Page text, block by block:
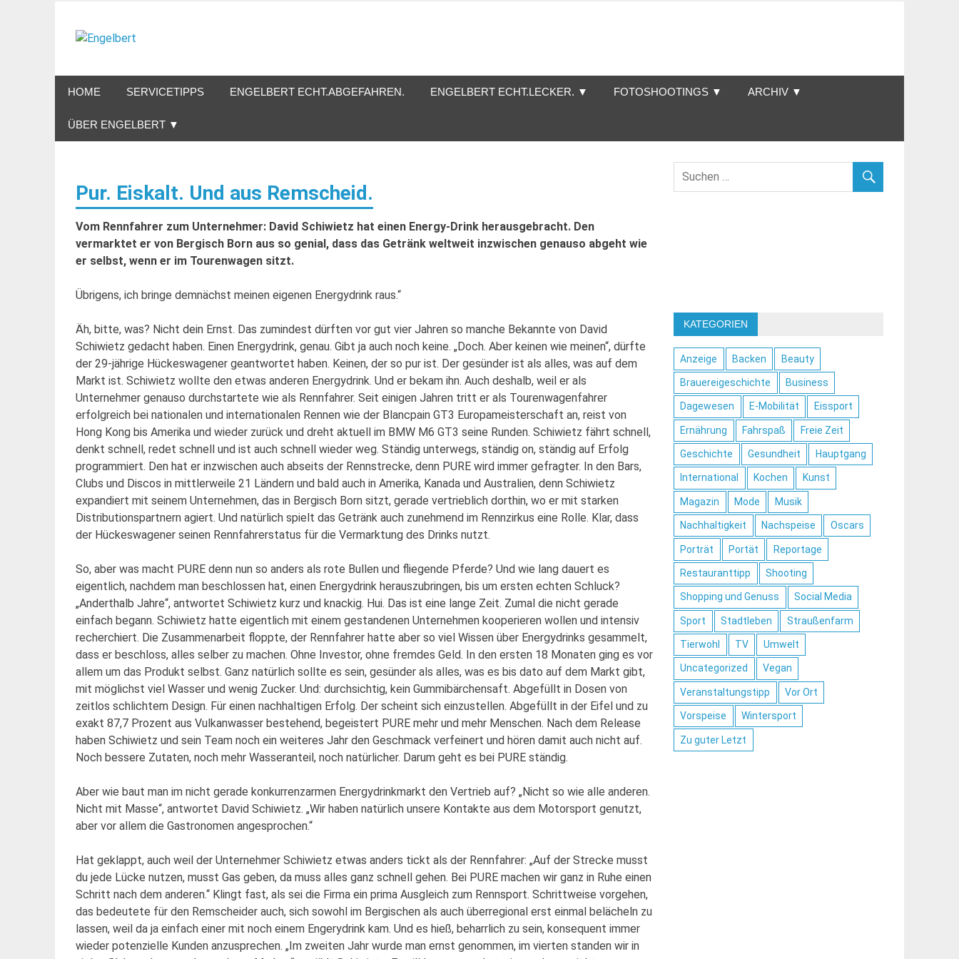
springen
HOME SERVICETIPPS ENGELBERT ECHT.ABGEFAHREN. ENGELBERT ECHT.LECKER. ▼ FOTOSHOOTINGS ▼ ARCHIV ▼
ÜBER ENGELBERT ▼
Pur. Eiskalt. Und aus Remscheid.
Vom Rennfahrer zum Unternehmer: David Schiwietz hat einen Energy-Drink herausgebracht. Den
vermarktet er von Bergisch Born aus so genial, dass das Getränk weltweit inzwischen genauso abgeht wie
er selbst, wenn er im Tourenwagen sitzt.
Übrigens, ich bringe demnächst meinen eigenen Energydrink raus.“
Äh, bitte, was? Nicht dein Ernst. Das zumindest dürften vor gut vier Jahren so manche Bekannte von David
Schiwietz gedacht haben. Einen Energydrink, genau. Gibt ja auch noch keine. „Doch. Aber keinen wie meinen“, dürfte
der 29-jährige Hückeswagener geantwortet haben. Keinen, der so pur ist. Der gesünder ist als alles, was auf dem
Markt ist. Schiwietz wollte den etwas anderen Energydrink. Und er bekam ihn. Auch deshalb, weil er als
Unternehmer genauso durchstartete wie als Rennfahrer. Seit einigen Jahren tritt er als Tourenwagenfahrer
erfolgreich bei nationalen und internationalen Rennen wie der Blancpain GT3 Europameisterschaft an, reist von
Hong Kong bis Amerika und wieder zurück und dreht aktuell im BMW M6 GT3 seine Runden. Schiwietz fährt schnell,
denkt schnell, redet schnell und ist auch schnell wieder weg. Ständig unterwegs, ständig on, ständig auf Erfolg
programmiert. Den hat er inzwischen auch abseits der Rennstrecke, denn PURE wird immer gefragter. In den Bars,
Clubs und Discos in mittlerweile 21 Ländern und bald auch in Amerika, Kanada und Australien, denn Schiwietz
expandiert mit seinem Unternehmen, das in Bergisch Born sitzt, gerade vertrieblich dorthin, wo er mit starken
Distributionspartnern agiert. Und natürlich spielt das Getränk auch zunehmend im Rennzirkus eine Rolle. Klar, dass
der Hückeswagener seinen Rennfahrerstatus für die Vermarktung des Drinks nutzt.
So, aber was macht PURE denn nun so anders als rote Bullen und fliegende Pferde? Und wie lang dauert es
eigentlich, nachdem man beschlossen hat, einen Energydrink herauszubringen, bis um ersten echten Schluck?
„Anderthalb Jahre“, antwortet Schiwietz kurz und knackig. Hui. Das ist eine lange Zeit. Zumal die nicht gerade
einfach begann. Schiwietz hatte eigentlich mit einem gestandenen Unternehmen kooperieren wollen und intensiv
recherchiert. Die Zusammenarbeit floppte, der Rennfahrer hatte aber so viel Wissen über Energydrinks gesammelt,
dass er beschloss, alles selber zu machen. Ohne Investor, ohne fremdes Geld. In den ersten 18 Monaten ging es vor
allem um das Produkt selbst. Ganz natürlich sollte es sein, gesünder als alles, was es bis dato auf dem Markt gibt,
mit möglichst viel Wasser und wenig Zucker. Und: durchsichtig, kein Gummibärchensaft. Abgefüllt in Dosen von
zeitlos schlichtem Design. Für einen nachhaltigen Erfolg. Der scheint sich einzustellen. Abgefüllt in der Eifel und zu
exakt 87,7 Prozent aus Vulkanwasser bestehend, begeistert PURE mehr und mehr Menschen. Nach dem Release
haben Schiwietz und sein Team noch ein weiteres Jahr den Geschmack verfeinert und hören damit auch nicht auf.
Noch bessere Zutaten, noch mehr Wasseranteil, noch natürlicher. Darum geht es bei PURE ständig.
Aber wie baut man im nicht gerade konkurrenzarmen Energydrinkmarkt den Vertrieb auf? „Nicht so wie alle anderen.
Nicht mit Masse“, antwortet David Schiwietz. „Wir haben natürlich unsere Kontakte aus dem Motorsport genutzt,
aber vor allem die Gastronomen angesprochen.“
Hat geklappt, auch weil der Unternehmer Schiwietz etwas anders tickt als der Rennfahrer: „Auf der Strecke musst
du jede Lücke nutzen, musst Gas geben, da muss alles ganz schnell gehen. Bei PURE machen wir ganz in Ruhe einen
Schritt nach dem anderen.“ Klingt fast, als sei die Firma ein prima Ausgleich zum Rennsport. Schrittweise vorgehen,
das bedeutete für den Remscheider auch, sich sowohl im Bergischen als auch überregional erst einmal belächeln zu
lassen, weil da ja einfach einer mit noch einem Engerydrink kam. Und es hieß, beharrlich zu sein, konsequent immer
wieder potenzielle Kunden anzusprechen. „Im zweiten Jahr wurde man ernst genommen, im vierten standen wir in
KATEGORIEN
Anzeige Backen Beauty
Brauereigeschichte Business
Dagewesen E-Mobilität Eissport
Ernährung Fahrspaß Freie Zeit
Geschichte Gesundheit Hauptgang
International Kochen Kunst
Magazin Mode Musik
Nachhaltigkeit Nachspeise Oscars
Porträt Portät Reportage
Restauranttipp Shooting
Shopping und Genuss Social Media
Sport Stadtleben Straußenfarm
Tierwohl TV Umwelt
Uncategorized Vegan
Veranstaltungstipp Vor Ort
Vorspeise Wintersport
Zu guter Letzt